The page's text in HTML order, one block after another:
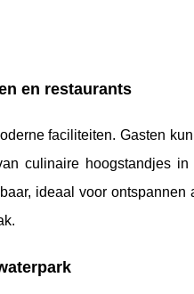
en restaurants
faciliteiten. Gasten
culinaire hoogstandjes in
ideaal voor ontspannen